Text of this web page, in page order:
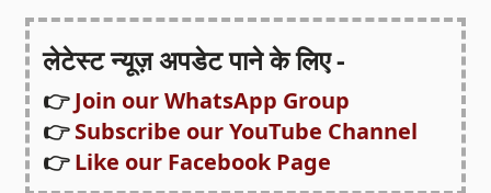
लेटेस्ट न्यूज़ अपडेट पाने के लिए -
👉Join our WhatsApp Group
👉Subscribe our YouTube Channel
👉Like our Facebook Page